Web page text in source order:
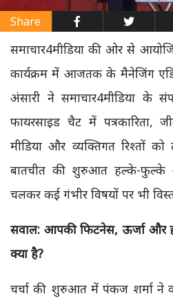
Share
समाचार4मीडिया की ओर से
कार्यक्रम में आजतक के मैनेजिंग
अंसारी ने समाचार4मीडिया के
फायरसाइड चैट में पत्रकारिता,
मीडिया और व्यक्तिगत रिश्तों
बातचीत की शुरुआत हल्के-
चलकर कई गंभीर विषयों पर भी
सवाल: आपकी फिटनेस, ऊर्जा और
क्या है?
चर्चा की शुरुआत में पंकज शर्मा ने